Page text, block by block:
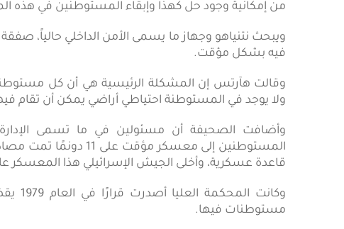
من إمكانية وجود حل كهذا وإبقاء المستوطنين في هذه
ويبحث نتنياهو وجهاز ما يسمى الأمن الداخلي حالياً،
فيه بشكل مؤقت.
وقالت هآرتس إن المشكلة الرئيسية هي أن كل
ولا يوجد في المستوطنة احتياطي أراضي يمكن أن تقام
وأضافت الصحيفة أن مسئولين في ما تسمى الإدارة
قاعدة عسكرية، وأخلى الجيش الإسرائيلي هذا المعسكر عام
مستوطنات فيها.